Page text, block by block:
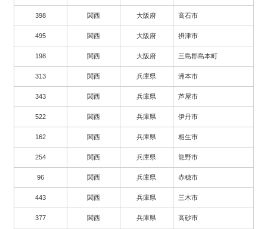
398 関西 大阪府 高石市
495 関西 大阪府 摂津市
198 関西 大阪府 三島郡島本町
313 関西 兵庫県 洲本市
343 関西 兵庫県 芦屋市
522 関西 兵庫県 伊丹市
162 関西 兵庫県 相生市
254 関西 兵庫県 龍野市
96 関西 兵庫県 赤穂市
443 関西 兵庫県 三木市
377 関西 兵庫県 高砂市